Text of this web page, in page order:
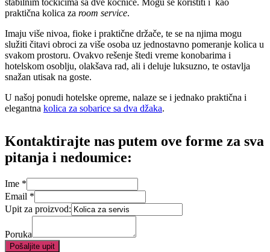
stabilnim točkićima sa dve kočnice. Mogu se koristiti i kao
praktična kolica za room service.
Imaju više nivoa, fioke i praktične držače, te se na njima mogu
služiti čitavi obroci za više osoba uz jednostavno pomeranje kolica u
svakom prostoru. Ovakvo rešenje štedi vreme konobarima i
hotelskom osoblju, olakšava rad, ali i deluje luksuzno, te ostavlja
snažan utisak na goste.
U našoj ponudi hotelske opreme, nalaze se i jednako praktična i
elegantna kolica za sobarice sa dva džaka.
Kontaktirajte nas putem ove forme za sva
pitanja i nedoumice:
Ime *
proizvod:
za
Upit
Email *
Upit za proizvod:
Poruka
Pošaljite upit